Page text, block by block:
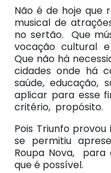
Não é de hoje que
musical de
no sertão. Que
vocação cultural
Que não há
cidades onde há
saúde, educação,
aplicar para esse
critério, propósito.
Pois Triunfo
se permitiu
Roupa Nova,
que é possível.